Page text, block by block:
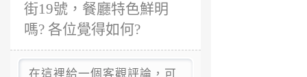
街19號，餐廳特色鮮明
嗎? 各位覺得如何?